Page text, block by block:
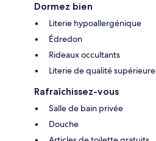
Dormez bien
Literie hypoallergénique
Édredon
Rideaux occultants
Literie de qualité supérieure
Rafraîchissez-vous
Salle de bain privée
Douche